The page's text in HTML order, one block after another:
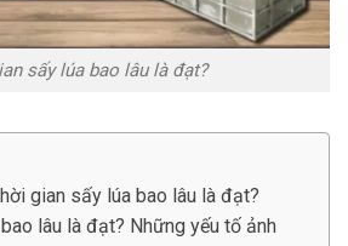
sấy lúa bao lâu là đạt?
gian sấy lúa bao lâu là đạt?
lâu là đạt? Những yếu tố ảnh